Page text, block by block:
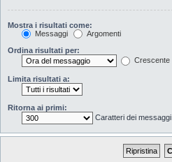
Mostra i risultati come:
Messaggi
Argomenti
Ordina risultati per:
Crescente
Limita risultati a:
Ritorna ai primi:
Caratteri dei messaggi